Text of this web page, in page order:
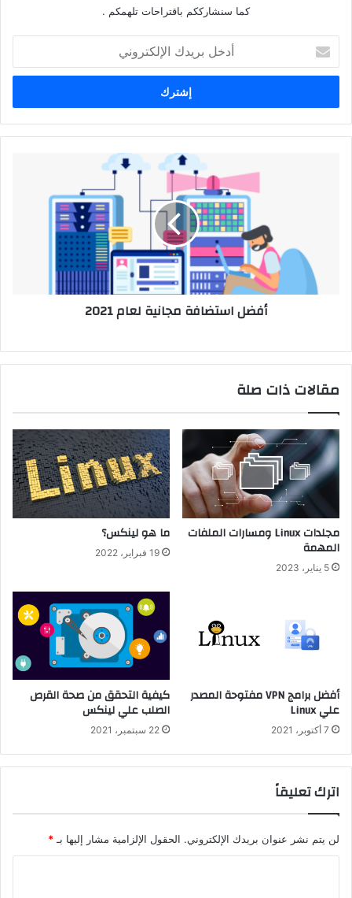
كما سنشارككم باقتراحات تلهمكم .
بريدك
الإلكتروني
أفضل استضافة مجانية لعام 2021
مقالات ذات صلة
مجلدات Linux ومسارات الملفات
المهمة
5 يناير، 2023
ما هو لينكس؟
19 فبراير، 2022
أفضل برامج VPN مفتوحة المصدر
علي Linux
7 أكتوبر، 2021
كيفية التحقق من صحة القرص
الصلب علي لينكس
22 سبتمبر، 2021
اترك تعليقاً
لن يتم نشر عنوان بريدك الإلكتروني. الحقول الإلزامية مشار إليها بـ *